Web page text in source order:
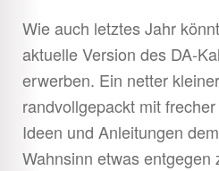
Wie auch letztes Jahr
aktuelle Version des DA-
erwerben. Ein netter
randvollgepackt mit
Ideen und Anleitungen
Wahnsinn etwas entgegen